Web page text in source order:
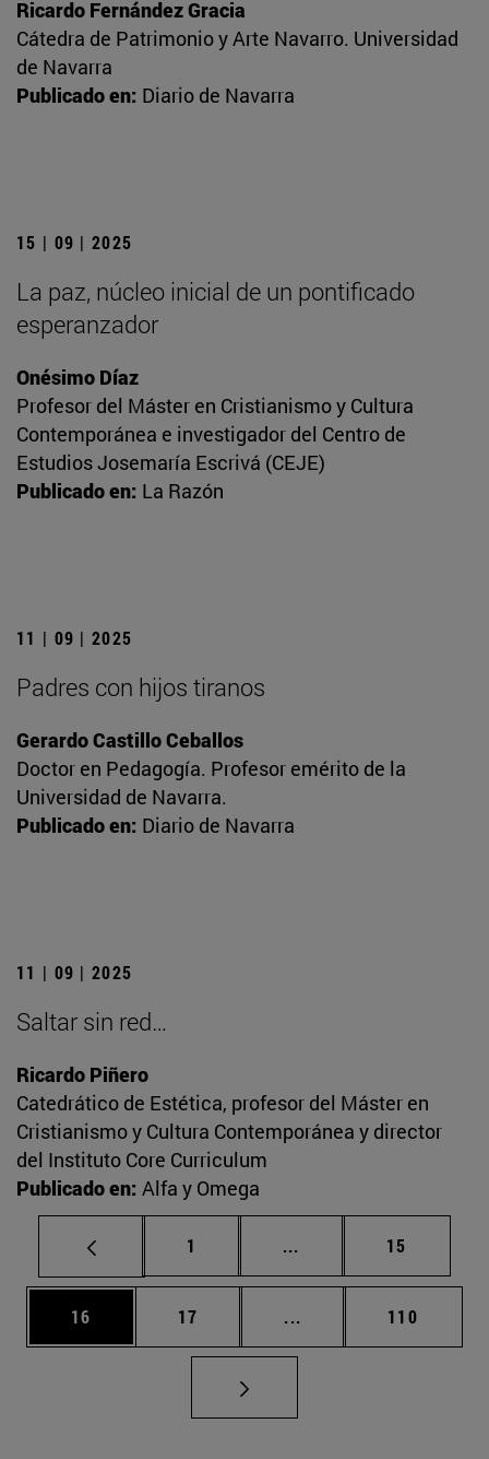
Ricardo Fernández Gracia
Cátedra de Patrimonio y Arte Navarro. Universidad
de Navarra
Publicado en: Diario de Navarra
15 | 09 | 2025
La paz, núcleo inicial de un pontificado
esperanzador
Onésimo Díaz
Profesor del Máster en Cristianismo y Cultura
Contemporánea e investigador del Centro de
Estudios Josemaría Escrivá (CEJE)
Publicado en: La Razón
11 | 09 | 2025
Padres con hijos tiranos
Gerardo Castillo Ceballos
Doctor en Pedagogía. Profesor emérito de la
Universidad de Navarra.
Publicado en: Diario de Navarra
11 | 09 | 2025
Saltar sin red…
Ricardo Piñero
Catedrático de Estética, profesor del Máster en
Cristianismo y Cultura Contemporánea y director
del Instituto Core Curriculum
Publicado en: Alfa y Omega
Página
1 ... Páginas intermedias
Página
15
Página
16 Página
17 ... Páginas intermedias
Página
110